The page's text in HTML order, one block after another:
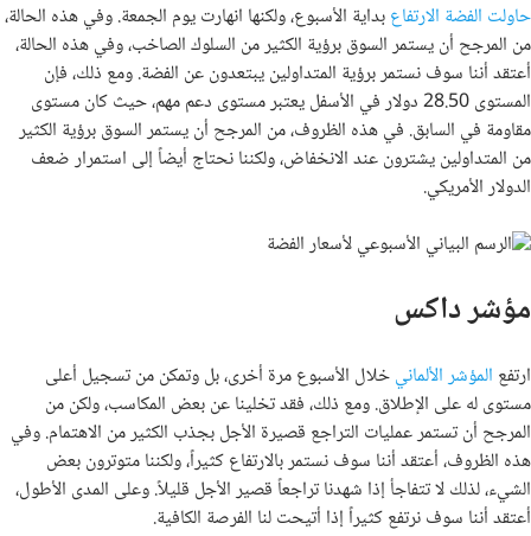
حاولت الفضة الارتفاعبداية الأسبوع، ولكنها انهارت يوم الجمعة. وفي هذه الحالة،
من المرجح أن يستمر السوق برؤية الكثير من السلوك الصاخب، وفي هذه الحالة،
أعتقد أننا سوف نستمر برؤية المتداولين يبتعدون عن الفضة. ومع ذلك، فإن
المستوى 28.50 دولار في الأسفل يعتبر مستوى دعم مهم، حيث كان مستوى
مقاومة في السابق. في هذه الظروف، من المرجح أن يستمر السوق برؤية الكثير
من المتداولين يشترون عند الانخفاض، ولكننا نحتاج أيضاً إلى استمرار ضعف
الدولار الأمريكي.
مؤشر داكس
ارتفع المؤشر الألمانيخلال الأسبوع مرة أخرى، بل وتمكن من تسجيل أعلى
مستوى له على الإطلاق. ومع ذلك، فقد تخلينا عن بعض المكاسب، ولكن من
المرجح أن تستمر عمليات التراجع قصيرة الأجل بجذب الكثير من الاهتمام. وفي
هذه الظروف، أعتقد أننا سوف نستمر بالارتفاع كثيراً، ولكننا متوترون بعض
الشيء، لذلك لا تتفاجأ إذا شهدنا تراجعاً قصير الأجل قليلاً. وعلى المدى الأطول،
أعتقد أننا سوف نرتفع كثيراً إذا أتيحت لنا الفرصة الكافية.